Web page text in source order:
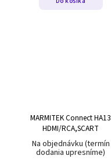
MARMITEK Connect HA13
HDMI/RCA,SCART
Na objednávku (termín
dodania upresníme)